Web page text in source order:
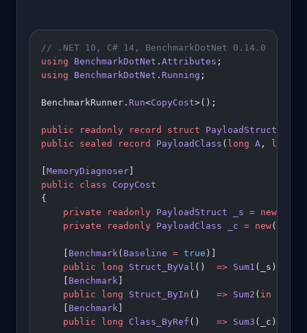
// .NET 10, C# 14, BenchmarkDotNet 0.14.0
using BenchmarkDotNet . Attributes ;
using BenchmarkDotNet . Running ;
BenchmarkRunner. Run<CopyCost>();
public readonly record struct PayloadStruct
public sealed record PayloadClass ( long A , long
[MemoryDiagnoser]
public class CopyCost
{
    private
readonly PayloadStruct _s = new
    private
readonly PayloadClass _c = new(
    [
Benchmark ( Baseline = true )]
    public
long Struct_ByVal () => Sum1 (_s);
    [
Benchmark ]
    public
long Struct_ByIn () => Sum2 ( in
    [
Benchmark ]
    public
long Class_ByRef () => Sum3 (_c);